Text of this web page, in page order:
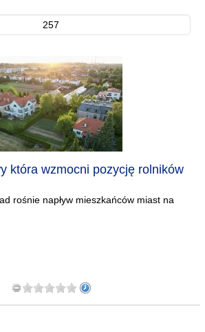
257
która wzmocni pozycję rolników
rośnie napływ mieszkańców miast na